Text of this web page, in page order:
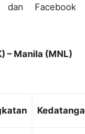
dan Facebook
– Manila (MNL)